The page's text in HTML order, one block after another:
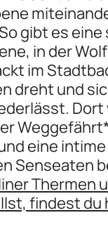
gibt es eine
in der
im
dreht und
Dort
eine
Senseaten
Thermen
findest du